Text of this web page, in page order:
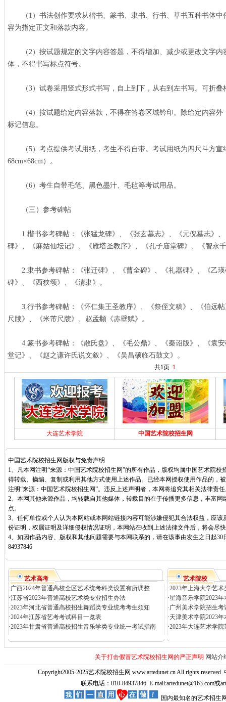
（1）书法创作要求从楷书、篆书、隶书、行书、草书五种书体中
容为指定正文和落款内容。
（2）按试题规定的文字内容答题，不得增加、减少或更改文字内
体，不得书写标点符号。
（3）试卷采用竖式形式书写，自上到下，从右到左书写。可折叠
（4）按试题给定内容落款，不得在答卷区域钤印。除给定内容外
标记信息。
（5）考点提供考试用纸，考生不得自带。考试用纸为四尺斗方宣
68cm×68cm）。
（6）考生自带毛笔、黑色墨汁、毛毡等考试用品。
（三）参考碑帖
1.楷书参考碑帖：《张猛龙碑》、《张玄墓志》、《元倪墓志》、
碑》、《麻姑仙坛记》、《雁塔圣教序》、《孔子庙堂碑》、《智永
2.隶书参考碑帖：《张迁碑》、《曹全碑》、《礼器碑》、《乙瑛
碑》、《西狭颂》、《清隶》。
3.行书参考碑帖：《怀仁集王圣教序》、《祭侄文稿》、《伯远帖
尺牍》、《米芾尺牍》、赵孟頫《赤壁赋》。
4.篆书参考碑帖：《散氏盘》、《毛公鼎》、《秦诏版》、《袁安
堂记》、《赵之谦许氏说文叙》、《吴昌硕临石鼓文》。
共1页 1
大连艺术学院 中国艺术院校招生网
中国艺术院校招生网版权与免责声明
1、凡本网注明“来源：中国艺术院校招生网”的所有作品，版权均属中国艺术院校
得转载、摘编、复制或利用其他方式使用上述作品。已经本网授权使用作品的，
注明“来源：中国艺术院校招生网”。违反上述声明者，本网将追究其相关法律责
2、本网其他来源作品，均转载自其他媒体，转载目的在于传播更多信息，丰富
点。
3、任何单位或个人认为本网站或本网站链接内容可能涉嫌侵犯其合法权益，应
份证明，权属证明及详细侵权情况证明，本网站在收到上述法律文件后，将会尽
4、如因作品内容、版权和其他问题需要与本网联系的，请在该事由发生之日起30
84937846
艺术高考
·广西2024年普通高校全区艺术统考科类设置有所调整
·江苏省2023年普通高校艺术类专业招生办法
·2023年河北省普通高校招生舞蹈类专业统考考生须知
·2024年江苏省艺考考试科目一览表
·2023年甘肃省普通高校招生音乐学类专业统一考试指南
艺术院校
·2023年上海大学艺
·星海音乐学院2023
·广州美术学院招生考
·天津美术学院2023
·2023年大连艺术学
关于打击假冒艺术院校招生网的严正声明 网站介
Copyright2005-2025艺术院校招生网 www.artedunet.cn All rights reserved
联系电话：010-84937846 E-mail:artedunet@163.com或
国内最知名的艺术招生